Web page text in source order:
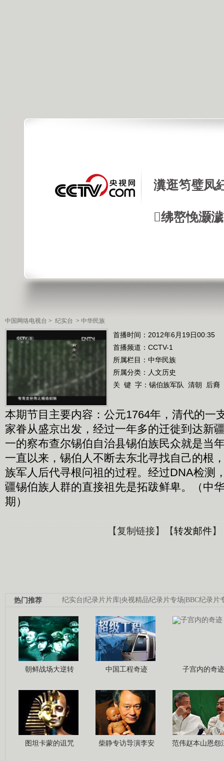
瀵逛笉璧凤
绋嶅悗灏
中国网络电视台 > 纪实台 > 中华民族
首播时间：2012年6月19日00:35
首播频道： CCTV-1
所属栏目： 中华民族
所属分类：人文历史
关 键 字： 锡伯族军队 清朝 后裔
本期节目主要内容：公元1764年，清代的一
家眷从盛京出发，经过一年多的迁徙到达新
一的察布查尔锡伯自治县锡伯族民众就是当
一直以来，锡伯人不断去东北寻找自己的根
族军人后代寻根问祖的过程。经过DNA检测
疆锡伯族人群的直接祖先是拓跋鲜卑。（中
期）
【复制链接】【转发邮件】
纪实台 纪录片片库 央视精品纪录片专场 BBC纪录片
热门推荐
朝鲜战场大逆转 中国工程奇迹 子宫内的奇迹
图坦卡蒙的诅咒 柴静专访导演李安 范伟赵本山恩怨